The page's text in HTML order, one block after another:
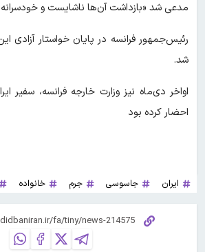
مدعی شد «بازداشت آن‌ها ناشایست و
رئیس‌جمهور فرانسه در پایان خواستار آزادی
شد.
اواخر دی‌ماه نیز وزارت خارجه فرانسه، سفیر
احضار کرده بود
ایران جاسوسی جرم خانواده